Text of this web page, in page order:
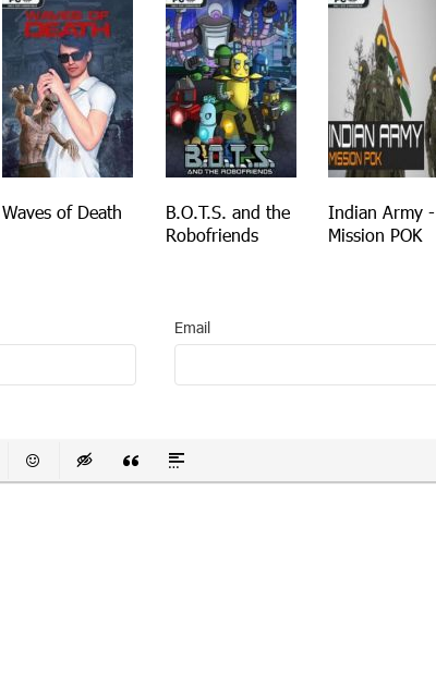
Waves of Death
B.O.T.S. and the
Robofriends
Indian Army -
Mission POK
Email
список
Маркированный список
Вставить смайлик
Вставка скрытого текста
Вставка цитаты
Вставка спойлера